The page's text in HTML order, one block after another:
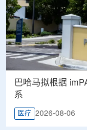
巴哈马拟根据
系
医疗 2026-08-06